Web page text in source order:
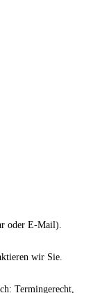
oder E-Mail).
wir Sie.
Termingerecht,